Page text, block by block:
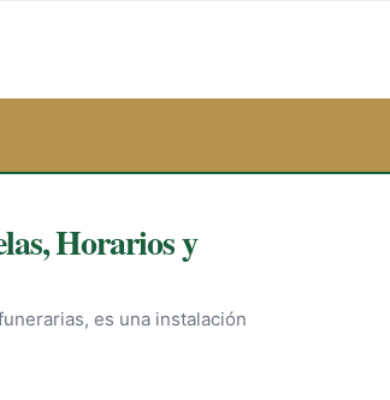
Horarios y
es una instalación